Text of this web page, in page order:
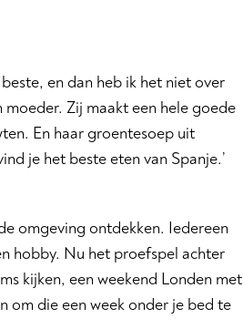
en dan heb ik het niet over
Zij maakt een hele goede
En haar groentesoep uit
je het beste eten van Spanje.’
omgeving ontdekken. Iedereen
hobby. Nu het proefspel achter
kijken, een weekend Londen met
om die een week onder je bed te